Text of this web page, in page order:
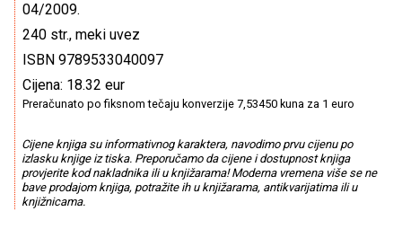
04/2009.
240 str., meki uvez
ISBN 9789533040097
Cijena: 18.32 eur
Preračunato po fiksnom tečaju konverzije 7,53450 kuna za 1 euro
Cijene knjiga su informativnog karaktera, navodimo prvu cijenu po
izlasku knjige iz tiska. Preporučamo da cijene i dostupnost knjiga
provjerite kod nakladnika ili u knjižarama! Moderna vremena više se ne
bave prodajom knjiga, potražite ih u knjižarama, antikvarijatima ili u
knjižnicama.